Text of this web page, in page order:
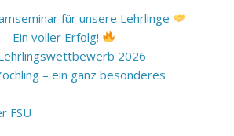
für unsere Lehrlinge
Ein voller Erfolg!
2026
– ein ganz besonderes
FSU